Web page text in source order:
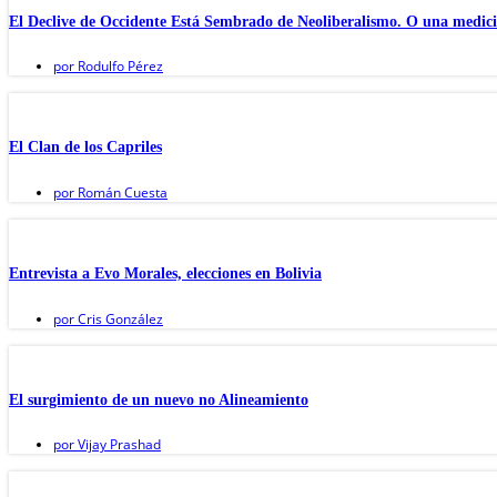
El Declive de Occidente Está Sembrado de Neoliberalismo. O una
por Rodulfo Pérez
El Clan de los Capriles
por Román Cuesta
Entrevista a Evo Morales, elecciones en Bolivia
porCris González
El surgimiento de un nuevo no Alineamiento
porVijay Prashad